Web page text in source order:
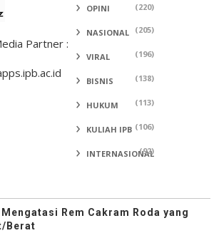
Partner :
OPINI (220)
NASIONAL (205)
VIRAL (196)
BISNIS (138)
HUKUM (113)
KULIAH IPB (106)
INTERNASIONAL
(92)
Rem Cakram Roda yang
Berat